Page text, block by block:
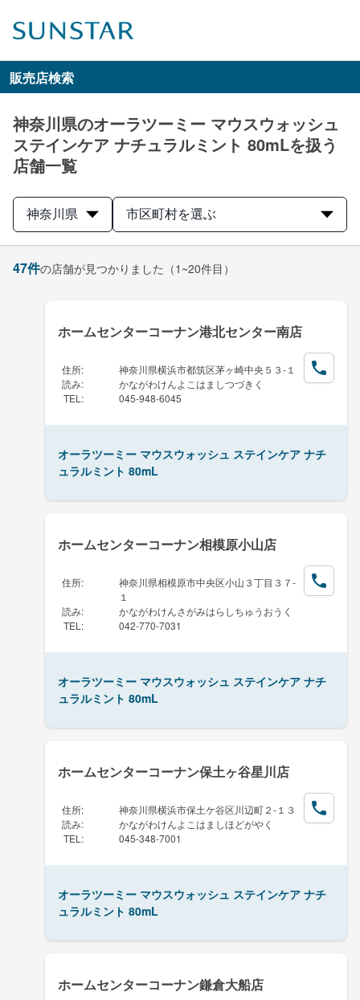
販売店検索
神奈川県のオーラツーミー マウスウォッシュ
ステインケア ナチュラルミント 80mLを扱う
店舗一覧
神奈川県 市区町村を選ぶ
47件の店舗が見つかりました （1~20件目）
ホームセンターコーナン港北センター南店
住所:
神奈川県横浜市都筑区茅ヶ崎中央５３-１
読み:
かながわけんよこはましつづきく
TEL : 045-948-6045
オーラツーミー マウスウォッシュ ステインケア ナチ
ュラルミント 80mL
ホームセンターコーナン相模原小山店
住所:
神奈川県相模原市中央区小山３丁目３７-
１
読み:
かながわけんさがみはらしちゅうおうく
TEL : 042-770-7031
オーラツーミー マウスウォッシュ ステインケア ナチ
ュラルミント 80mL
ホームセンターコーナン保土ヶ谷星川店
住所:
神奈川県横浜市保土ケ谷区川辺町２-１３
読み:
かながわけんよこはましほどがやく
TEL : 045-348-7001
オーラツーミー マウスウォッシュ ステインケア ナチ
ュラルミント 80mL
ホームセンターコーナン鎌倉大船店